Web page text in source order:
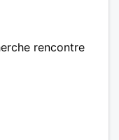
rencontre